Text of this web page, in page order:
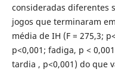
consideradas diferentes
jogos que terminaram
média de IH (F = 275,3;
p<0,001; fadiga, p <
tardia , p<0,001) do que